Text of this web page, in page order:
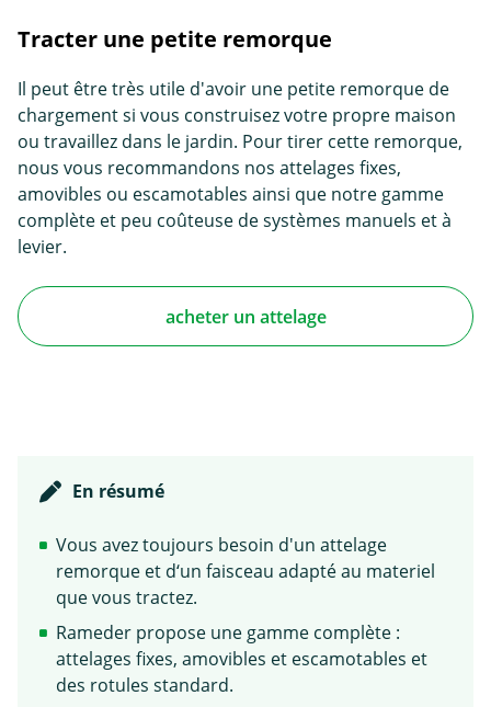
Tracter une petite remorque
Il peut être très utile d'avoir une petite remorque de
chargement si vous construisez votre propre maison
ou travaillez dans le jardin. Pour tirer cette remorque,
nous vous recommandons nos attelages fixes,
amovibles ou escamotables ainsi que notre gamme
complète et peu coûteuse de systèmes manuels et à
levier.
acheter un attelage
En résumé
Vous avez toujours besoin d'un attelage
remorque et d‘un faisceau adapté au materiel
que vous tractez.
Rameder propose une gamme complète :
attelages fixes, amovibles et escamotables et
des rotules standard.